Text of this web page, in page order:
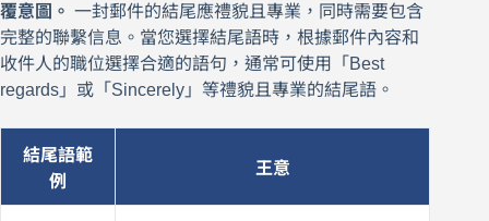
覆意圖。 一封郵件的結尾應禮貌且專業，同時需要包含
完整的聯繫信息。當您選擇結尾語時，根據郵件內容和
收件人的職位選擇合適的語句，通常可使用「Best
regards」或「Sincerely」等禮貌且專業的結尾語。
結尾語範
例
王意